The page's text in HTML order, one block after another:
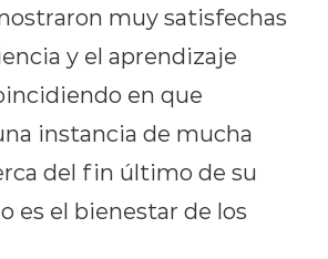
muy satisfechas
y el aprendizaje
en que
instancia de mucha
del fin último de su
es el bienestar de los